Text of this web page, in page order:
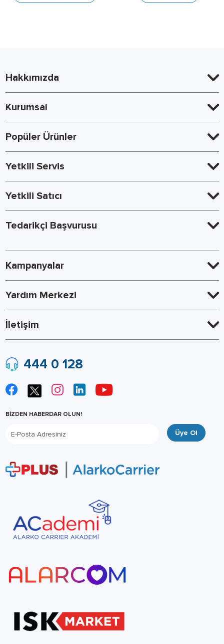
Hakkımızda
Kurumsal
Popüler Ürünler
Yetkili Servis
Yetkili Satıcı
Tedarikçi Başvurusu
Kampanyalar
Yardım Merkezi
İletişim
444 0 128
BİZDEN HABERDAR OLUN!
Üye Ol